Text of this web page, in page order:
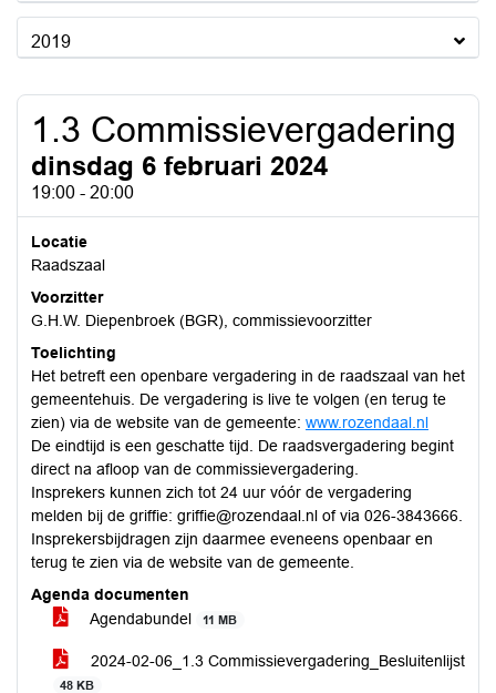
2019
1.3 Commissievergadering
dinsdag 6 februari 2024
19:00 - 20:00
Locatie
Raadszaal
Voorzitter
G.H.W. Diepenbroek (BGR), commissievoorzitter
Toelichting
Het betreft een openbare vergadering in de raadszaal van het
gemeentehuis. De vergadering is live te volgen (en terug te
zien) via de website van de gemeente: www.rozendaal.nl
De eindtijd is een geschatte tijd. De raadsvergadering begint
direct na afloop van de commissievergadering.
Insprekers kunnen zich tot 24 uur vóór de vergadering
melden bij de griffie: griffie@rozendaal.nl of via 026-3843666.
Insprekersbijdragen zijn daarmee eveneens openbaar en
terug te zien via de website van de gemeente.
Agenda documenten
Agendabundel
11 MB
2024-02-06_1.3 Commissievergadering_Besluitenlijst
48 KB